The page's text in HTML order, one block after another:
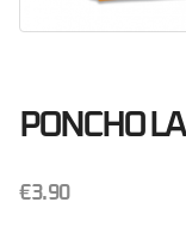
PONCHO
€3.90